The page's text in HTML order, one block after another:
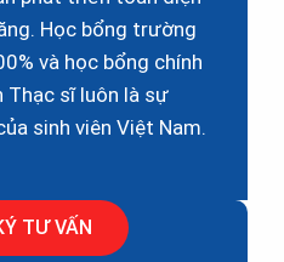
Học bổng trường
và học bổng chính
Thạc sĩ luôn là sự
sinh viên Việt Nam.
TƯ VẤN